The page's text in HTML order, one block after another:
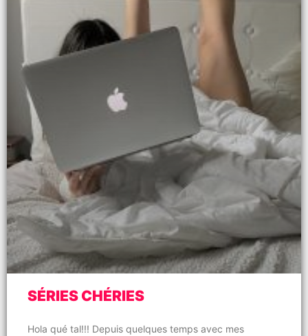
SÉRIES CHÉRIES
Hola qué tal!!! Depuis quelques temps avec mes